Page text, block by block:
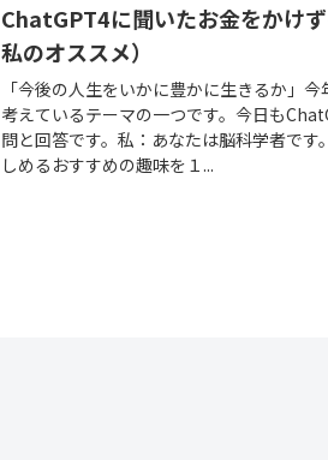
ChatGPT4に聞いたお金をかけ
私のオススメ）
「今後の人生をいかに豊かに生きるか」
考えているテーマの一つです。今日も
問と回答です。私：あなたは脳科学者で
しめるおすすめの趣味を１...